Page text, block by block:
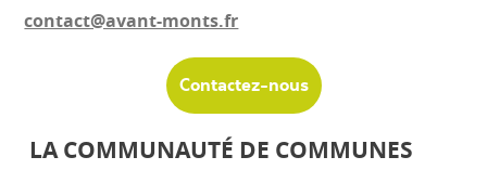
contact@avant-monts.fr
Contactez-nous
LA COMMUNAUTÉ DE COMMUNES